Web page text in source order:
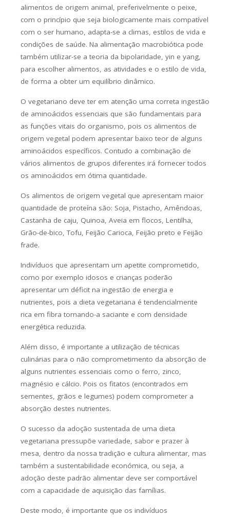
alimentos de origem animal, preferivelmente o peixe,
com o princípio que seja biologicamente mais compatível
com o ser humano, adapta-se a climas, estilos de vida e
condições de saúde. Na alimentação macrobiótica pode
também utilizar-se a teoria da bipolaridade, yin e yang,
para escolher alimentos, as atividades e o estilo de vida,
de forma a obter um equilíbrio dinâmico.
O vegetariano deve ter em atenção uma correta ingestão
de aminoácidos essenciais que são fundamentais para
as funções vitais do organismo, pois os alimentos de
origem vegetal podem apresentar baixo teor de alguns
aminoácidos específicos. Contudo a combinação de
vários alimentos de grupos diferentes irá fornecer todos
os aminoácidos em ótima quantidade.
Os alimentos de origem vegetal que apresentam maior
quantidade de proteína são: Soja, Pistacho, Amêndoas,
Castanha de caju, Quinoa, Aveia em flocos, Lentilha,
Grão-de-bico, Tofu, Feijão Carioca, Feijão preto e Feijão
frade.
Indivíduos que apresentam um apetite comprometido,
como por exemplo idosos e crianças poderão
apresentar um déficit na ingestão de energia e
nutrientes, pois a dieta vegetariana é tendencialmente
rica em fibra tornando-a saciante e com densidade
energética reduzida.
Além disso, é importante a utilização de técnicas
culinárias para o não comprometimento da absorção de
alguns nutrientes essenciais como o ferro, zinco,
magnésio e cálcio. Pois os fitatos (encontrados em
sementes, grãos e legumes) podem comprometer a
absorção destes nutrientes.
O sucesso da adoção sustentada de uma dieta
vegetariana pressupõe variedade, sabor e prazer à
mesa, dentro da nossa tradição e cultura alimentar, mas
também a sustentabilidade económica, ou seja, a
adoção deste padrão alimentar deve ser comportável
com a capacidade de aquisição das famílias.
Deste modo, é importante que os indivíduos